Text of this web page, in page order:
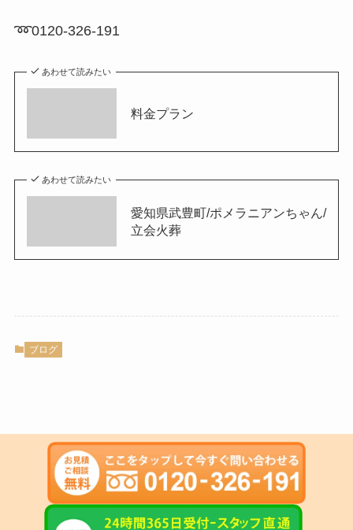
➿0120-326-191
あわせて読みたい
料金プラン
あわせて読みたい
愛知県武豊町/ポメラニアンちゃん/
立会火葬
ブログ